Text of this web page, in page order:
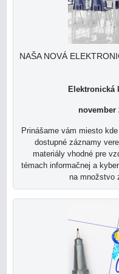
NAŠA NOVÁ
Elektronická
november
Prinášame vám miesto
dostupné záznamy
materiály vhodné pre
témach informačnej a
na množstvo